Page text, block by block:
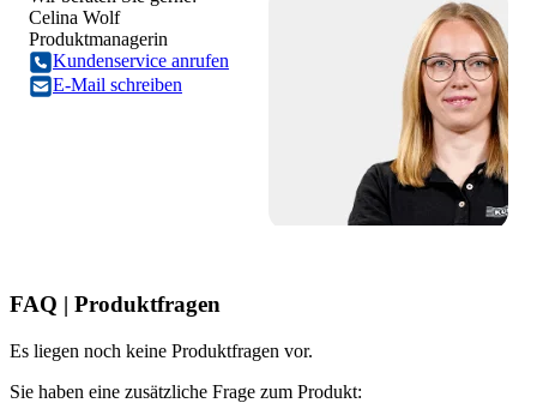
Celina Wolf
Produktmanagerin
Kundenservice anrufen
E-Mail schreiben
FAQ | Produktfragen
Es liegen noch keine Produktfragen vor.
Sie haben eine zusätzliche Frage zum Produkt: